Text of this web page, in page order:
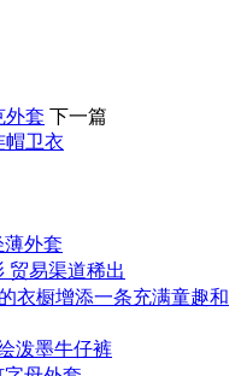
外套 下一篇
帽卫衣
薄外套
贸易渠道稀出
衣橱增添一条充满童趣和
泼墨牛仔裤